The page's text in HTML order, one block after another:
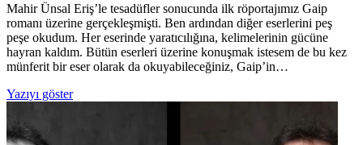
Mahir Ünsal Eriş’le tesadüfler sonucunda ilk röportajımız Gaip
romanı üzerine gerçekleşmişti. Ben ardından diğer eserlerini peş
peşe okudum. Her eserinde yaratıcılığına, kelimelerinin gücüne
hayran kaldım. Bütün eserleri üzerine konuşmak istesem de bu kez
münferit bir eser olarak da okuyabileceğiniz, Gaip’in…
Yazıyı göster